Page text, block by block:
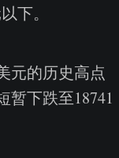
下。
元的历史高点
暂下跌至18741